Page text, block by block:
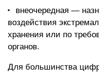
внеочередная —
воздействия
хранения или по
органов.
Для большинства